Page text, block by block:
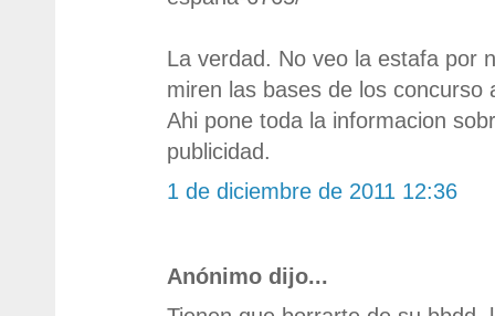
La verdad. No veo la estafa por
miren las bases de los concurso
Ahi pone toda la informacion
publicidad.
1 de diciembre de 2011 12:36
Anónimo dijo...